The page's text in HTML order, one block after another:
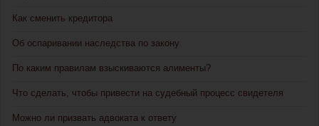
Как сменить кредитора
Об оспаривании наследства по закону
По каким правилам взыскиваются алименты?
Что сделать, чтобы привести на судебный процесс свидетеля
Можно ли призвать адвоката к ответу